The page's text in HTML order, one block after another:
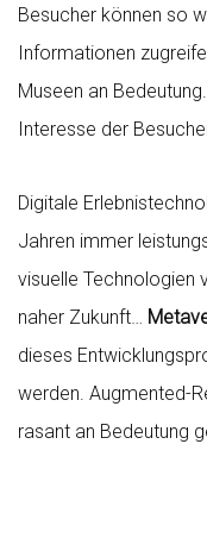
Besucher können so
Informationen
Museen an
Interesse der
Digitale
Jahren immer
visuelle Technologien
naher Zukunft…
dieses
werden. Augmented-
rasant an Bedeutung